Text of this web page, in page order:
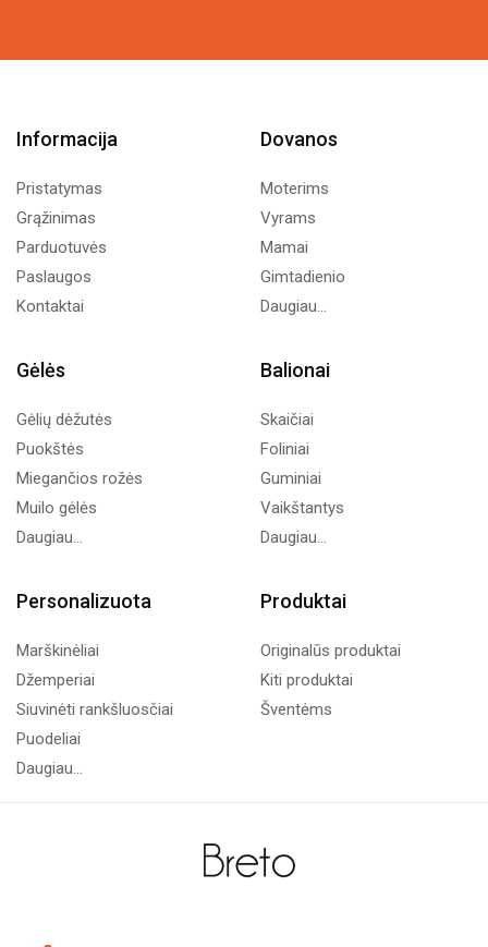
Informacija
Pristatymas
Grąžinimas
Parduotuvės
Paslaugos
Kontaktai
Dovanos
Moterims
Vyrams
Mamai
Gimtadienio
Daugiau...
Gėlės
Gėlių dėžutės
Puokštės
Miegančios rožės
Muilo gėlės
Daugiau...
Balionai
Skaičiai
Foliniai
Guminiai
Vaikštantys
Daugiau...
Personalizuota
Marškinėliai
Džemperiai
Siuvinėti rankšluosčiai
Puodeliai
Daugiau...
Produktai
Originalūs produktai
Kiti produktai
Šventėms